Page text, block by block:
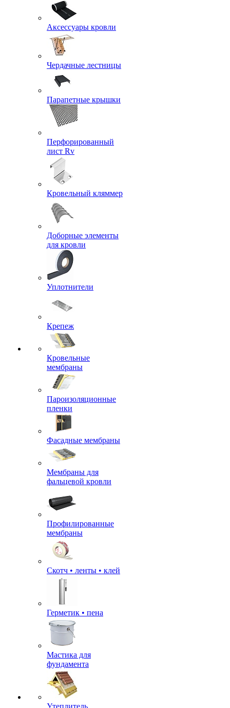
Аксессуары кровли
Чердачные лестницы
Парапетные крышки
Перфорированный
лист Rv
Кровельный кляммер
Доборные элементы
для кровли
Уплотнители
Крепеж
Кровельные
мембраны
Пароизоляционные
пленки
Фасадные мембраны
Мембраны для
фальцевой кровли
Профилированные
мембраны
Скотч • ленты • клей
Герметик • пена
Мастика для
фундамента
Утеплитель